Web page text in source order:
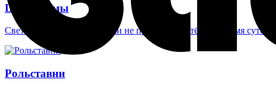
Шлагбаумы
Светоотражающие наклейки не проглядеть в тёмное время суток
Рольставни